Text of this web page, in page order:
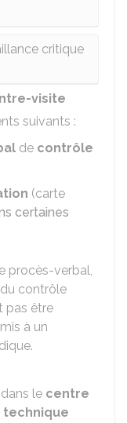
critique
visite
suivants :
de contrôle
(carte
certaines
procès-verbal,
contrôle
pas être
à un
le centre
technique